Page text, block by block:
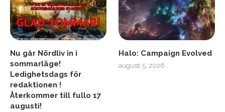
Nu går Nördliv in i
sommarläge!
Ledighetsdags för
redaktionen !
Återkommer till fullo 17
augusti!
Halo: Campaign Evolved
augusti 5, 2026